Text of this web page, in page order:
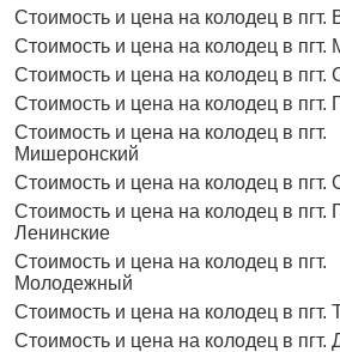
Стоимость и цена на колодец в пгт.
Стоимость и цена на колодец в пгт.
Стоимость и цена на колодец в пгт.
Стоимость и цена на колодец в пгт.
Стоимость и цена на колодец в пгт.
Мишеронский
Стоимость и цена на колодец в пгт.
Стоимость и цена на колодец в пгт.
Ленинские
Стоимость и цена на колодец в пгт.
Молодежный
Стоимость и цена на колодец в пгт.
Стоимость и цена на колодец в пгт.